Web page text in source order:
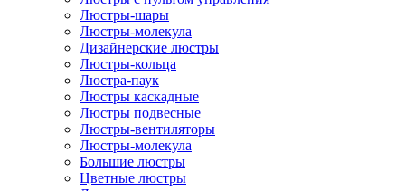
Люстры-шары
Люстры-молекула
Дизайнерские люстры
Люстры-кольца
Люстра-паук
Люстры каскадные
Люстры подвесные
Люстры-вентиляторы
Люстры-молекула
Большие люстры
Цветные люстры